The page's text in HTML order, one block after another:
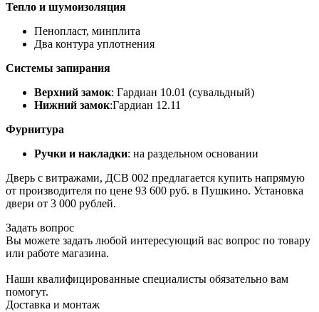
Тепло и шумоизоляция
Пенопласт, минплита
Два контура уплотнения
Системы запирания
Верхний замок: Гардиан 10.01 (сувальдный)
Нижний замок:Гардиан 12.11
Фурнитура
Ручки и накладки: на раздельном основании
Дверь с витражами, ДСВ 002 предлагается купить напрямую
от производителя по цене 93 600 руб. в Пушкино. Установка
двери от 3 000 рублей.
Задать вопрос
Вы можете задать любой интересующий вас вопрос по товару
или работе магазина.
Наши квалифицированные специалисты обязательно вам
помогут.
Доставка и монтаж